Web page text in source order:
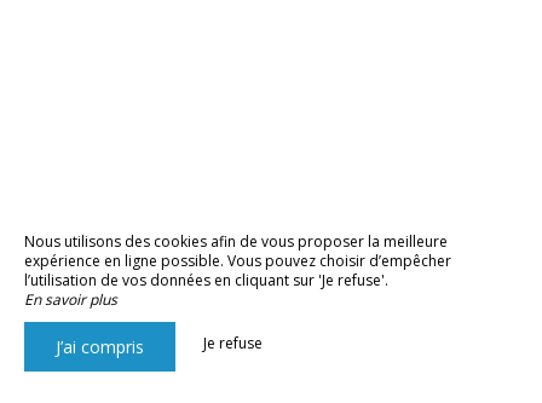
Nous utilisons des cookies afin de vous proposer la meilleure
expérience en ligne possible. Vous pouvez choisir d’empêcher
l’utilisation de vos données en cliquant sur 'Je refuse'.
En savoir plus
J’ai compris Je refuse